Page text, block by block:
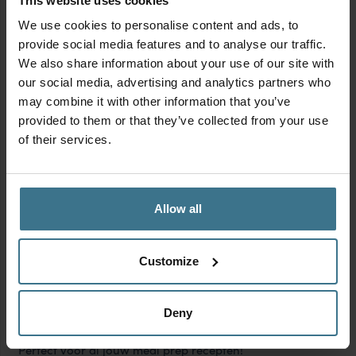
We use cookies to personalise content and ads, to
provide social media features and to analyse our traffic.
We also share information about your use of our site with
our social media, advertising and analytics partners who
may combine it with other information that you’ve
provided to them or that they’ve collected from your use
of their services.
Allow all
Customize
Deny
Pasta al forno
LOCKNLOCK VERSHOUDBAKJES
Voor het meal preppen van deze nasi kuning zijn goede,
luchtdichte vershoudbakjes onmisbaar. De
ketjapkip, rijst, groenten en komkommersalade elk apart
optimaal vers blijven en dat geuren zich niet verspreiden
in de koelkast. Ideaal om alle componenten
georganiseerd klaar te zetten, zodat je doordeweeks in
tafel zet! Bovendien zijn de bakjes lekvrij, zodat je ze
gerust op hun zijkant kunt zetten als je wat ruimte tekort
komt in de koelkast. Extra handig: de LocknLock bakjes
zijn geschikt voor de magnetron, diepvries én vaatwasser.
Perfect voor al jouw meal prep recepten!